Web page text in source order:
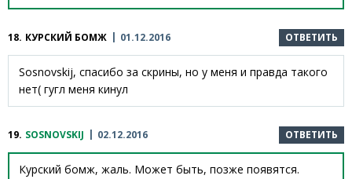
18. КУРСКИЙ БОМЖ 01.12.2016 ОТВЕТИТЬ
Sosnovskij, спасибо за скрины, но у меня и правда такого
нет( гугл меня кинул
19. SOSNOVSKIJ 02.12.2016 ОТВЕТИТЬ
Курский бомж, жаль. Может быть, позже появятся.